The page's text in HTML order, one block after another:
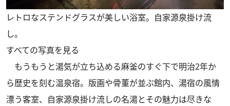
レトロなステンドグラスが美しい浴室。自家源泉掛け流
し。
すべての写真を見る
もうもうと湯気が立ち込める麻釜のすぐ下で明治2年か
ら歴史を刻む温泉宿。版画や骨董が並ぶ館内、湯宿の風情
漂う客室、自家源泉掛け流しの名湯とその魅力は尽きな